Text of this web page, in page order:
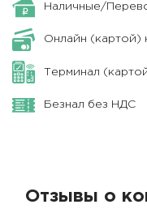
Наличные/
Онлайн (картой)
Терминал
Безнал без НДС
Отзывы о